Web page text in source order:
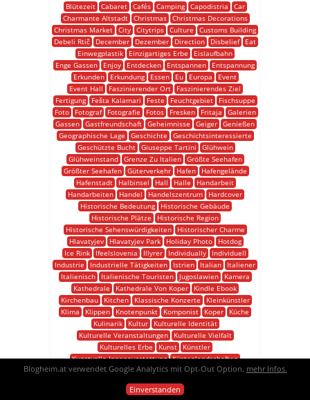
Blütezeit
Cabaret Cafés Camping Capodistria
Car
Charmante Altstadt
Christmas
Christmas Decorations
Christmas Market City Citytrips Culture
Customs Building
Debeli Rtič
December Dezember Direction Disbelief
Eat
Einwegplastik
Einzigartiges Erbe
Eislaufbahn
Enge Gassen
Enjoy Entdecken Entspannen
Entspannung
Erkunden
Erkundung Essen Eu Europa
Event
Event Hall
Faszinierender Ort
Faszinierendes Ziel
Fertigung
Fešta Kalamari Feste Feuchtgebiet
Fischsuppe
Foto
Fotograf Fotografie Fotos Fresken Fritaja
Galerien
Gassen Gastfreundschaft Geheimnisse Geiger Genießen
Geographische Lage
Geschichte
Geschichtsinteressierte
Geschützte Bucht
Giuseppe Tartini
Glühwein
Glühweinstand
Grenze Zu Italien
Größte Seehafen
Größter Seehafen
Güterverkehr Hafen
Hafengelände
Hafenstadt
Halbinsel Hall Halle
Handarbeit
Handarbeiten
Handel Handelszentrum
Hardcover
Historische Bedeutung
Historische Gebäude
Historische Plätze
Historische Region
Historische Sehenswürdigkeiten
Historischer Charme
Hlavatyjev
Hlavatyjev Park Holiday Photo
Hotdog
Ice Rink
Ifeelslovenia Illyrer Individually
Individuell
Industrie
Industrielle Tätigkeiten Istrien Italian
Italiener
Italienisch
Italienische Touristen Jugoslawien
Kamera
Kathedrale
Kathedrale Von Koper
Kindle Ebook
Kirchenbau
Kitchen Klassische Konzerte
Kleinkünstler
Klima
Klippen Knotenpunkt Komponist Koper
Küche
Kulinarik
Kultur
Kulturelle Identität
Kulturelle Veranstaltungen
Kulturelle Vielfalt
Kulturelles Erbe
Kunst
Künstler
Kunstvolle Innenausstattung Küstenlandschaften
Land Porta Landschaft Lange Geschichte
Lebendige Atmosphäre Lebhafte Atmosphäre
Lokale Küche Lokale Spezialitäten
Blogheim.at verwendet Google Analytics mit Opt-Out Option. mehr Infos.
Einverstanden